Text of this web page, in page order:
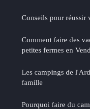
Conseils pour réussir
Comment faire des
petites fermes en
Les campings de
famille
Pourquoi faire du